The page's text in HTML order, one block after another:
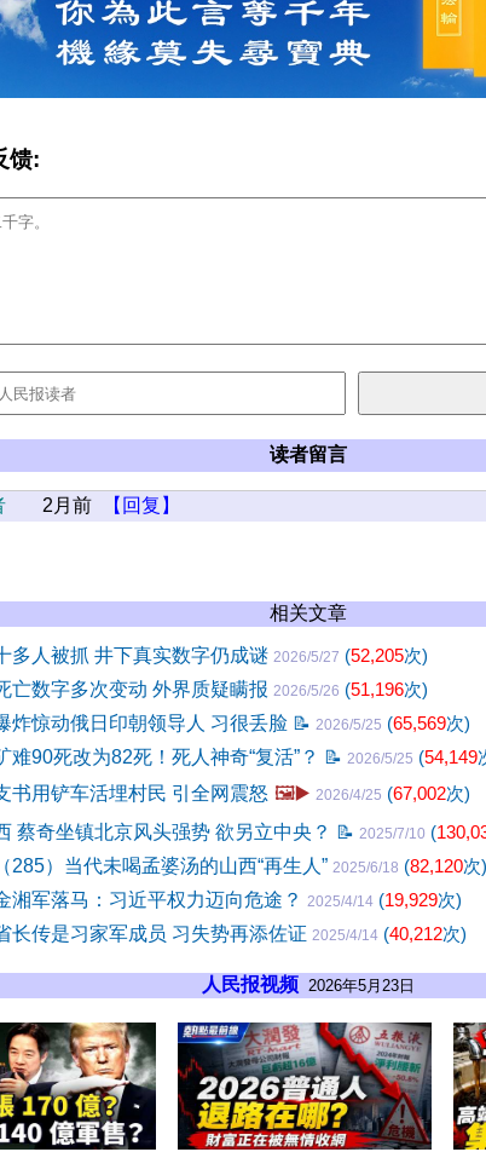
馈:
读者留言
2月前
【回复】
相关文章
多人被抓 井下真实数字仍成谜 2026/5/27 (52,205次)
亡数字多次变动 外界质疑瞒报 2026/5/26 (51,196次)
炸惊动俄日印朝领导人 习很丢脸 📝 2026/5/25 (65,569次)
难90死改为82死！死人神奇“复活”？ 📝 2026/5/25 (54,149
书用铲车活埋村民 引全网震怒 🖼️▶️ 2026/4/25 (67,002次)
蔡奇坐镇北京风头强势 欲另立中央？ 📝 2025/7/10 (
285）当代未喝孟婆汤的山西“再生人” 2025/6/18 (82,120次)
湘军落马：习近平权力迈向危途？ 2025/4/14 (19,929次)
长传是习家军成员 习失势再添佐证 2025/4/14 (40,212次)
人民报视频 2026年5月23日